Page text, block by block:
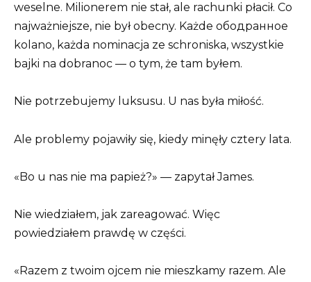
weselne. Milionerem nie stał, ale rachunki płacił. Co
najważniejsze, nie był obecny. Każde ободранное
kolano, każda nominacja ze schroniska, wszystkie
bajki na dobranoc — o tym, że tam byłem.
Nie potrzebujemy luksusu. U nas była miłość.
Ale problemy pojawiły się, kiedy minęły cztery lata.
«Bo u nas nie ma papież?» — zapytał James.
Nie wiedziałem, jak zareagować. Więc
powiedziałem prawdę w części.
«Razem z twoim ojcem nie mieszkamy razem. Ale